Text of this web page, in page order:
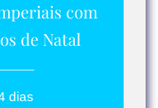
com
de Natal
dias